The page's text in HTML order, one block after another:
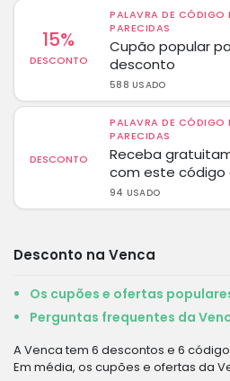
15%
DESCONTO
PALAVRA DE CÓDIGO
PARECIDAS
Cupão popular
desconto
588 USADO
DESCONTO
PALAVRA DE CÓDIGO
PARECIDAS
Receba
com este código
94 USADO
Desconto na Venca
Os cupões e ofertas
Perguntas frequentes da
A Venca tem 6 descontos e 6
Em média, os cupões e ofertas da